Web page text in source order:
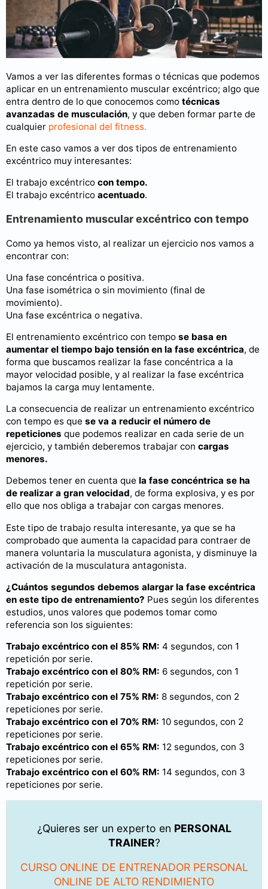
Vamos a ver las diferentes formas o técnicas que podemos
aplicar en un entrenamiento muscular excéntrico; algo que
entra dentro de lo que conocemos como técnicas
avanzadas de musculación, y que deben formar parte de
cualquier profesional del fitness.
En este caso vamos a ver dos tipos de entrenamiento
excéntrico muy interesantes:
El trabajo excéntrico con tempo.
El trabajo excéntrico acentuado.
Entrenamiento muscular excéntrico con tempo
Como ya hemos visto, al realizar un ejercicio nos vamos a
encontrar con:
Una fase concéntrica o positiva.
Una fase isométrica o sin movimiento (final de
movimiento).
Una fase excéntrica o negativa.
El entrenamiento excéntrico con tempo se basa en
aumentar el tiempo bajo tensión en la fase excéntrica, de
forma que buscamos realizar la fase concéntrica a la
mayor velocidad posible, y al realizar la fase excéntrica
bajamos la carga muy lentamente.
La consecuencia de realizar un entrenamiento excéntrico
con tempo es que se va a reducir el número de
repeticiones que podemos realizar en cada serie de un
ejercicio, y también deberemos trabajar con cargas
menores.
Debemos tener en cuenta que la fase concéntrica se ha
de realizar a gran velocidad, de forma explosiva, y es por
ello que nos obliga a trabajar con cargas menores.
Este tipo de trabajo resulta interesante, ya que se ha
comprobado que aumenta la capacidad para contraer de
manera voluntaria la musculatura agonista, y disminuye la
activación de la musculatura antagonista.
¿Cuántos segundos debemos alargar la fase excéntrica
en este tipo de entrenamiento? Pues según los diferentes
estudios, unos valores que podemos tomar como
referencia son los siguientes:
Trabajo excéntrico con el 85% RM: 4 segundos, con 1
repetición por serie.
Trabajo excéntrico con el 80% RM: 6 segundos, con 1
repetición por serie.
Trabajo excéntrico con el 75% RM: 8 segundos, con 2
repeticiones por serie.
Trabajo excéntrico con el 70% RM: 10 segundos, con 2
repeticiones por serie.
Trabajo excéntrico con el 65% RM: 12 segundos, con 3
repeticiones por serie.
Trabajo excéntrico con el 60% RM: 14 segundos, con 3
repeticiones por serie.
¿Quieres ser un experto en PERSONAL
TRAINER?
CURSO ONLINE DE ENTRENADOR PERSONAL
ONLINE DE ALTO RENDIMIENTO